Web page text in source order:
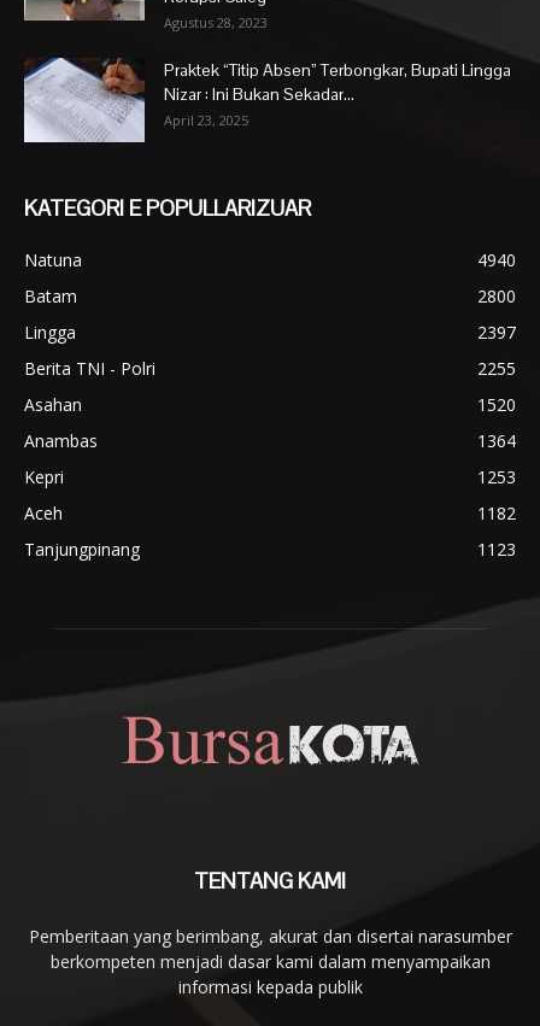
Agustus 28, 2023
Praktek “Titip Absen” Terbongkar, Bupati Lingga
Nizar : Ini Bukan Sekadar...
April 23, 2025
KATEGORI E POPULLARIZUAR
Natuna
4940
Batam
2800
Lingga
2397
Berita TNI - Polri
2255
Asahan
1520
Anambas
1364
Kepri
1253
Aceh
1182
Tanjungpinang
1123
TENTANG KAMI
Pemberitaan yang berimbang, akurat dan disertai narasumber
berkompeten menjadi dasar kami dalam menyampaikan
informasi kepada publik